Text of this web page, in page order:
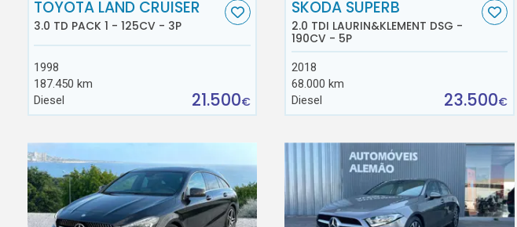
TOYOTA LAND CRUISER
3.0 TD PACK 1 - 125CV - 3P
1998
187.450 km
Diesel
21.500€
SKODA SUPERB
2.0 TDI LAURIN&KLEMENT DSG -
190CV - 5P
2018
68.000 km
Diesel
23.500€